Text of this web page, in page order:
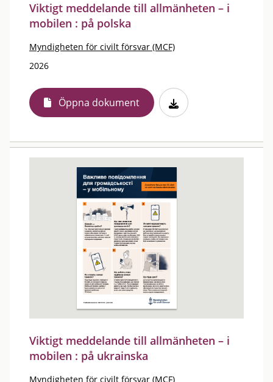
Viktigt meddelande till allmänheten – i
mobilen : på polska
Myndigheten för civilt försvar (MCF)
2026
Öppna dokument
Viktigt meddelande till allmänheten – i
mobilen : på ukrainska
Myndigheten för civilt försvar (MCF)